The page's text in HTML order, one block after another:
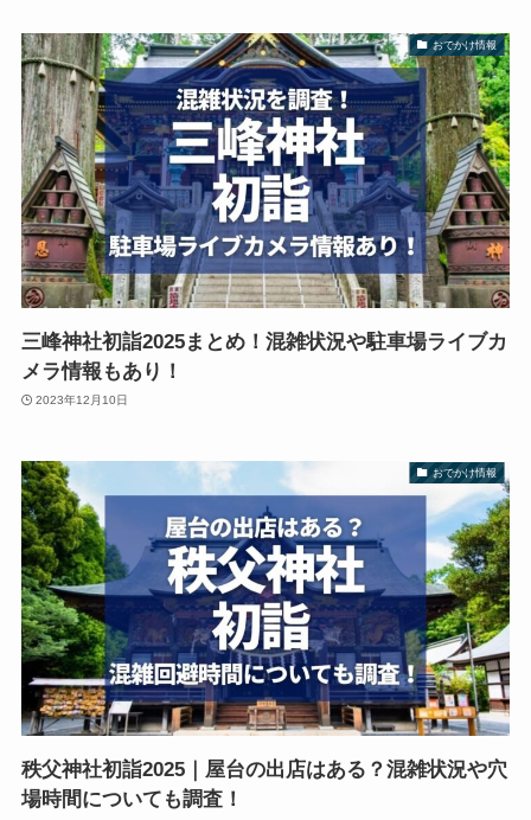
おでかけ情報
三峰神社初詣2025まとめ！混雑状況や駐車場ライブカ
メラ情報もあり！
2023年12月10日
おでかけ情報
秩父神社初詣2025｜屋台の出店はある？混雑状況や穴
場時間についても調査！